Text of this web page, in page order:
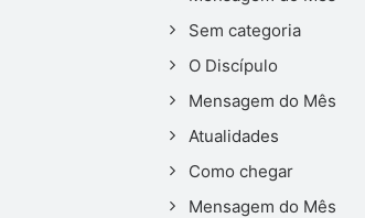
Sem categoria
O Discípulo
Mensagem do Mês
Atualidades
Como chegar
Mensagem do Mês